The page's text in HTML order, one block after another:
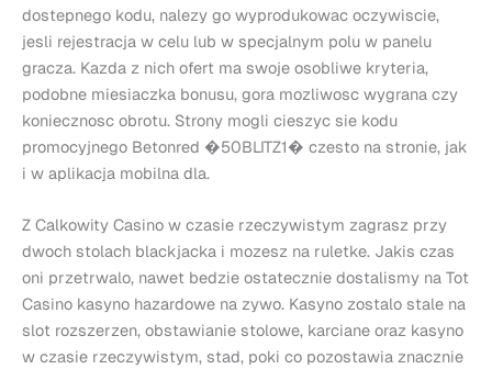
dostepnego kodu, nalezy go wyprodukowac oczywiscie,
jesli rejestracja w celu lub w specjalnym polu w panelu
gracza. Kazda z nich ofert ma swoje osobliwe kryteria,
podobne miesiaczka bonusu, gora mozliwosc wygrana czy
koniecznosc obrotu. Strony mogli cieszyc sie kodu
promocyjnego Betonred �50BLITZ1� czesto na stronie, jak
i w aplikacja mobilna dla.
Z Calkowity Casino w czasie rzeczywistym zagrasz przy
dwoch stolach blackjacka i mozesz na ruletke. Jakis czas
oni przetrwalo, nawet bedzie ostatecznie dostalismy na Tot
Casino kasyno hazardowe na zywo. Kasyno zostalo stale na
slot rozszerzen, obstawianie stolowe, karciane oraz kasyno
w czasie rzeczywistym, stad, poki co pozostawia znacznie